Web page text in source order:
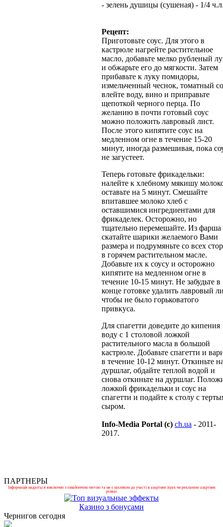
- зелень душицы (сушеная) - 1/4
Рецепт:
Приготовьте соус. Для этого в
кастрюле нагрейте растительное
масло, добавьте мелко рубленый
и обжарьте его до мягкости. Затем
прибавьте к луку помидоры,
измельченный чеснок, томатный
влейте воду, вино и приправьте
щепоткой черного перца. По
желанию в почти готовый соус
можно положить лавровый лист.
После этого кипятите соус на
медленном огне в течение 15-20
минут, иногда размешивая, пока
не загустеет.
Теперь готовьте фрикадельки:
налейте к хлебному мякишу
оставьте на 5 минут. Смешайте
впитавшее молоко хлеб с
оставшимися ингредиентами для
фрикаделек. Осторожно, но
тщательно перемешайте. Из фарша
скатайте шарики желаемого Вами
размера и подрумяньте со всех
в горячем растительном масле.
Добавьте их к соусу и осторожно
кипятите на медленном огне в
течение 10-15 минут. Не забудьте в
конце готовке удалить лавровый
чтобы не было горьковатого
привкуса.
Для спагетти доведите до кипения
воду с 1 столовой ложкой
растительного масла в большой
кастрюле. Добавьте спагетти и
в течение 10-12 минут. Откиньте
дуршлаг, обдайте теплой водой и
снова откиньте на дуршлаг.
ложкой фрикадельки и соус на
спагетти и подайте к столу с
сыром.
Info-Media Portal (c) ch.ua - 2011-
2017.
ПАРТНЕРЫ
Інформація надається виключно з ознайомчою метою та не є закликом до участі в азартних іграх чи рекламою азартних
розваг.
Казино з бонусами
Чернигов сегодня